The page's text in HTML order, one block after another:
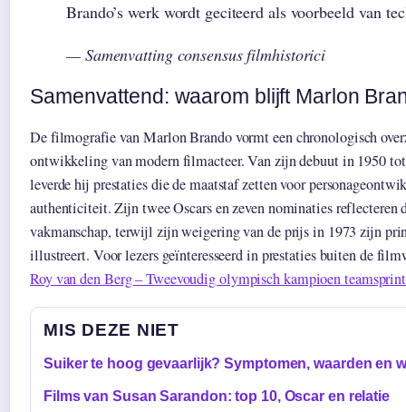
Brando’s werk wordt geciteerd als voorbeeld van
— Samenvatting consensus filmhistorici
Samenvattend: waarom blijft Marlon
De filmografie van Marlon Brando vormt een chronologisch
ontwikkeling van modern filmacteer. Van zijn debuut in 1950
leverde hij prestaties die de maatstaf zetten voor
authenticiteit. Zijn twee Oscars en zeven nominaties reflecteren
vakmanschap, terwijl zijn weigering van de prijs in 1973 zijn
illustreert. Voor lezers geïnteresseerd in prestaties buiten de
Roy van den Berg – Tweevoudig olympisch kampioen teamsprint
MIS DEZE NIET
Suiker te hoog gevaarlijk? Symptomen, waarden en
Films van Susan Sarandon: top 10, Oscar en relatie